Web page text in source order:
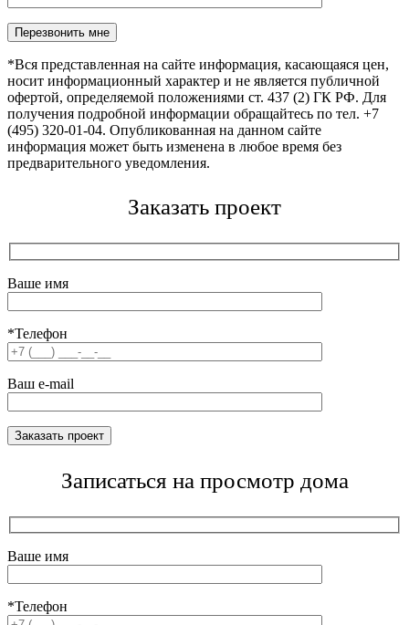
Оставьте это поле пустым.
*Вся представленная на сайте информация, касающаяся цен,
носит информационный характер и не является публичной
офертой, определяемой положениями ст. 437 (2) ГК РФ. Для
получения подробной информации обращайтесь по тел. +7
(495) 320-01-04. Опубликованная на данном сайте
информация может быть изменена в любое время без
предварительного уведомления.
Заказать проект
Ваше имя
*Телефон
Ваш e-mail
Записаться на просмотр дома
Ваше имя
*Телефон